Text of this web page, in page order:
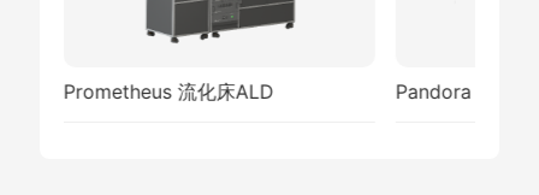
Prometheus 流化床ALD Pandora 旋转